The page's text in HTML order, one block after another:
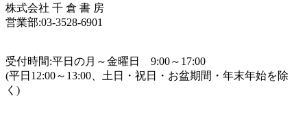
株式会社 千 倉 書 房
営業部:03-3528-6901
受付時間:平日の月～金曜日 9:00～17:00
(平日12:00～13:00、土日・祝日・お盆期間・年末年始を除
く)